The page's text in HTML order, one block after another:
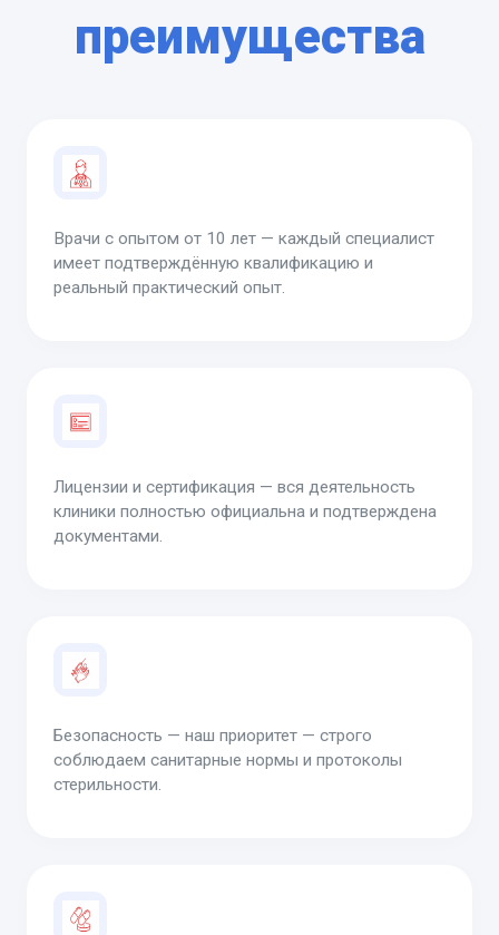
преимущества
Врачи с опытом от 10 лет — каждый специалист
имеет подтверждённую квалификацию и
реальный практический опыт.
Лицензии и сертификация — вся деятельность
клиники полностью официальна и подтверждена
документами.
Безопасность — наш приоритет — строго
соблюдаем санитарные нормы и протоколы
стерильности.